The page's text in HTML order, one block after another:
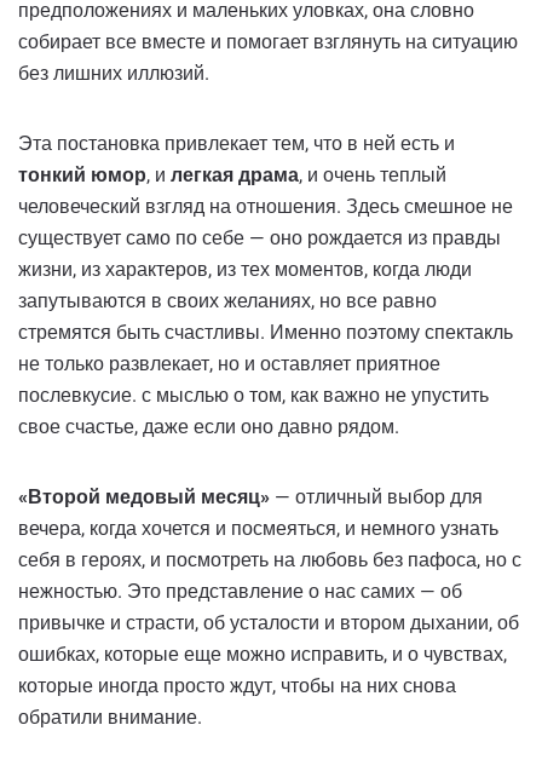
предположениях и маленьких уловках, она словно
собирает все вместе и помогает взглянуть на ситуацию
без лишних иллюзий.
Эта постановка привлекает тем, что в ней есть и
тонкий юмор, и легкая драма, и очень теплый
человеческий взгляд на отношения. Здесь смешное не
существует само по себе — оно рождается из правды
жизни, из характеров, из тех моментов, когда люди
запутываются в своих желаниях, но все равно
стремятся быть счастливы. Именно поэтому спектакль
не только развлекает, но и оставляет приятное
послевкусие. с мыслью о том, как важно не упустить
свое счастье, даже если оно давно рядом.
«Второй медовый месяц» — отличный выбор для
вечера, когда хочется и посмеяться, и немного узнать
себя в героях, и посмотреть на любовь без пафоса, но с
нежностью. Это представление о нас самих — об
привычке и страсти, об усталости и втором дыхании, об
ошибках, которые еще можно исправить, и о чувствах,
которые иногда просто ждут, чтобы на них снова
обратили внимание.